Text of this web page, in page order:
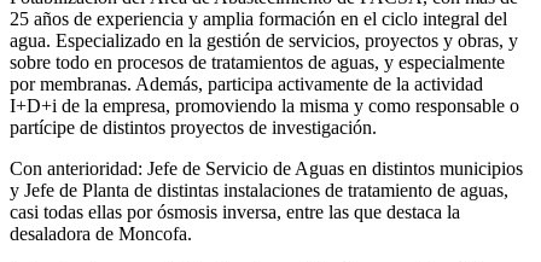
25 años de experiencia y amplia formación en el ciclo integral del
agua. Especializado en la gestión de servicios, proyectos y obras, y
sobre todo en procesos de tratamientos de aguas, y especialmente
por membranas. Además, participa activamente de la actividad
I+D+i de la empresa, promoviendo la misma y como responsable o
partícipe de distintos proyectos de investigación.
Con anterioridad: Jefe de Servicio de Aguas en distintos municipios
y Jefe de Planta de distintas instalaciones de tratamiento de aguas,
casi todas ellas por ósmosis inversa, entre las que destaca la
desaladora de Moncofa.